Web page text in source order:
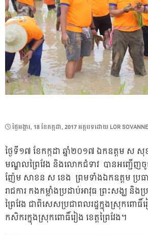
POSTED
ថ្ងៃ​អង្គារ, 18 ខែ​កក្កដា, 2017អត្ថបទដោយ LOR
ថ្ងៃទី១៧ ខែកក្កដា ឆ្នាំ២០១៧ ឯកឧត្តម ស សុ
មណ្ឌលព្រៃវែង និងលោកជំទាវ បានអញ្ជើ
ញ៉ែម សាខន ស ខេង ​ ព្រមទាំង​ឯកឧត្តម​ ប្រធាន​​​
រាជការ​ កងកម្លាំង​ប្រដាប់អាវុធ​ ព្រះសង្ឃ និងប្
ព្រៃវែង​ ជាពិសេស​ប្រជាពលរដ្ឋ​ក្នុងស្រុក​ពោធិ៍
កសិករក្នុងស្រុកពោធិ៍រៀង ខេត្តព្រៃវែង។